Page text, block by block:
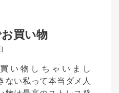
買い物
い物しちゃいまし
ない私って本当ダメ人